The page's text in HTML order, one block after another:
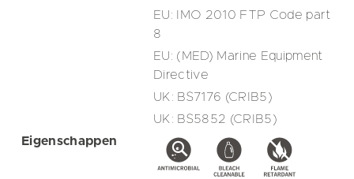
EU: IMO 2010 FTP Code part
8
EU: (MED) Marine Equipment
Directive
UK: BS7176 (CRIB5)
UK: BS5852 (CRIB5)
Eigenschappen